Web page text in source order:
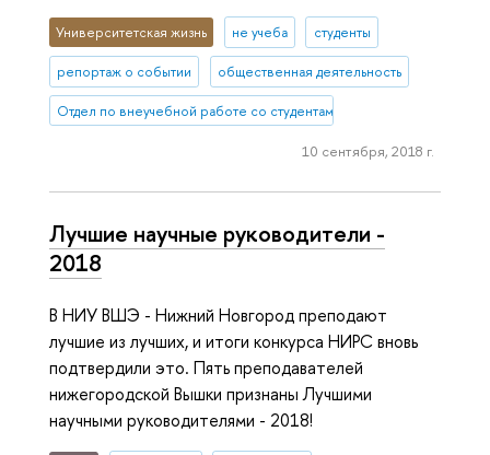
Университетская жизнь не учеба студенты
репортаж о событии общественная деятельность
Отдел по внеучебной работе со студентами (Нижний Новгород)
10 сентября, 2018 г.
Лучшие научные руководители -
2018
В НИУ ВШЭ - Нижний Новгород преподают
лучшие из лучших, и итоги конкурса НИРС вновь
подтвердили это. Пять преподавателей
нижегородской Вышки признаны Лучшими
научными руководителями - 2018!